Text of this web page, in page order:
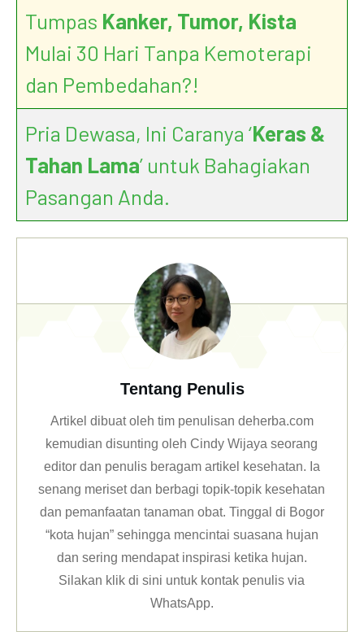
Tumpas Kanker, Tumor, Kista
Mulai 30 Hari Tanpa Kemoterapi
dan Pembedahan?!
Pria Dewasa, Ini Caranya ‘Keras &
Tahan Lama’ untuk Bahagiakan
Pasangan Anda.
Tentang Penulis
Artikel dibuat oleh tim penulisan deherba.com
kemudian disunting oleh Cindy Wijaya seorang
editor dan penulis beragam artikel kesehatan. Ia
senang meriset dan berbagi topik-topik kesehatan
dan pemanfaatan tanaman obat. Tinggal di Bogor
“kota hujan” sehingga mencintai suasana hujan
dan sering mendapat inspirasi ketika hujan.
Silakan klikdi sini untuk kontak penulis via
WhatsApp.